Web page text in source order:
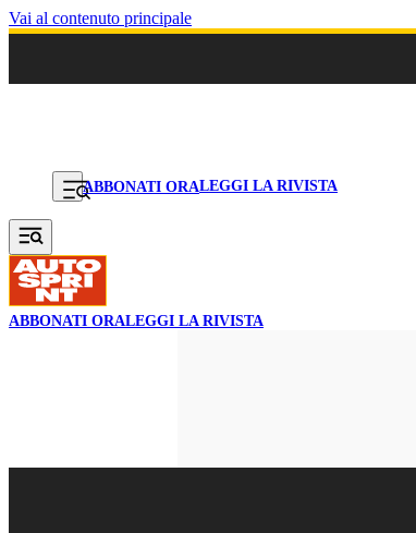
Vai al contenuto principale
ABBONATI ORALEGGI LA RIVISTA
ABBONATI ORALEGGI LA RIVISTA